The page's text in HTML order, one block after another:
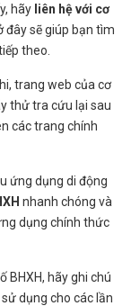
hãy liên hệ với cơ
đây sẽ giúp bạn tìm
theo.
trang web của cơ
thử tra cứu lại sau
các trang chính
ứng dụng di động
nhanh chóng và
dụng chính thức
BHXH, hãy ghi chú
dụng cho các lần